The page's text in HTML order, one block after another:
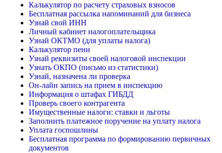
Калькулятор по расчету страховых взносов
Бесплатная рассылка напоминаний для бизнеса
Узнай свой ИНН
Личный кабинет налогоплательщика
Узнай ОКТМО (для уплаты налога)
Калькулятор пени
Узнай реквизиты своей налоговой инспекции
Узнать ОКПО (письмо из статистики)
Узнай, назначена ли проверка
Он-лайн запись на прием в инспекцию
Информация о штафах ГИБДД
Проверь своего контрагента
Имущественные налоги: ставки и льготы
Заполнить платежное поручение на уплату налога
Уплата госпошлины
Бесплатная программа по формированию первичных
документов